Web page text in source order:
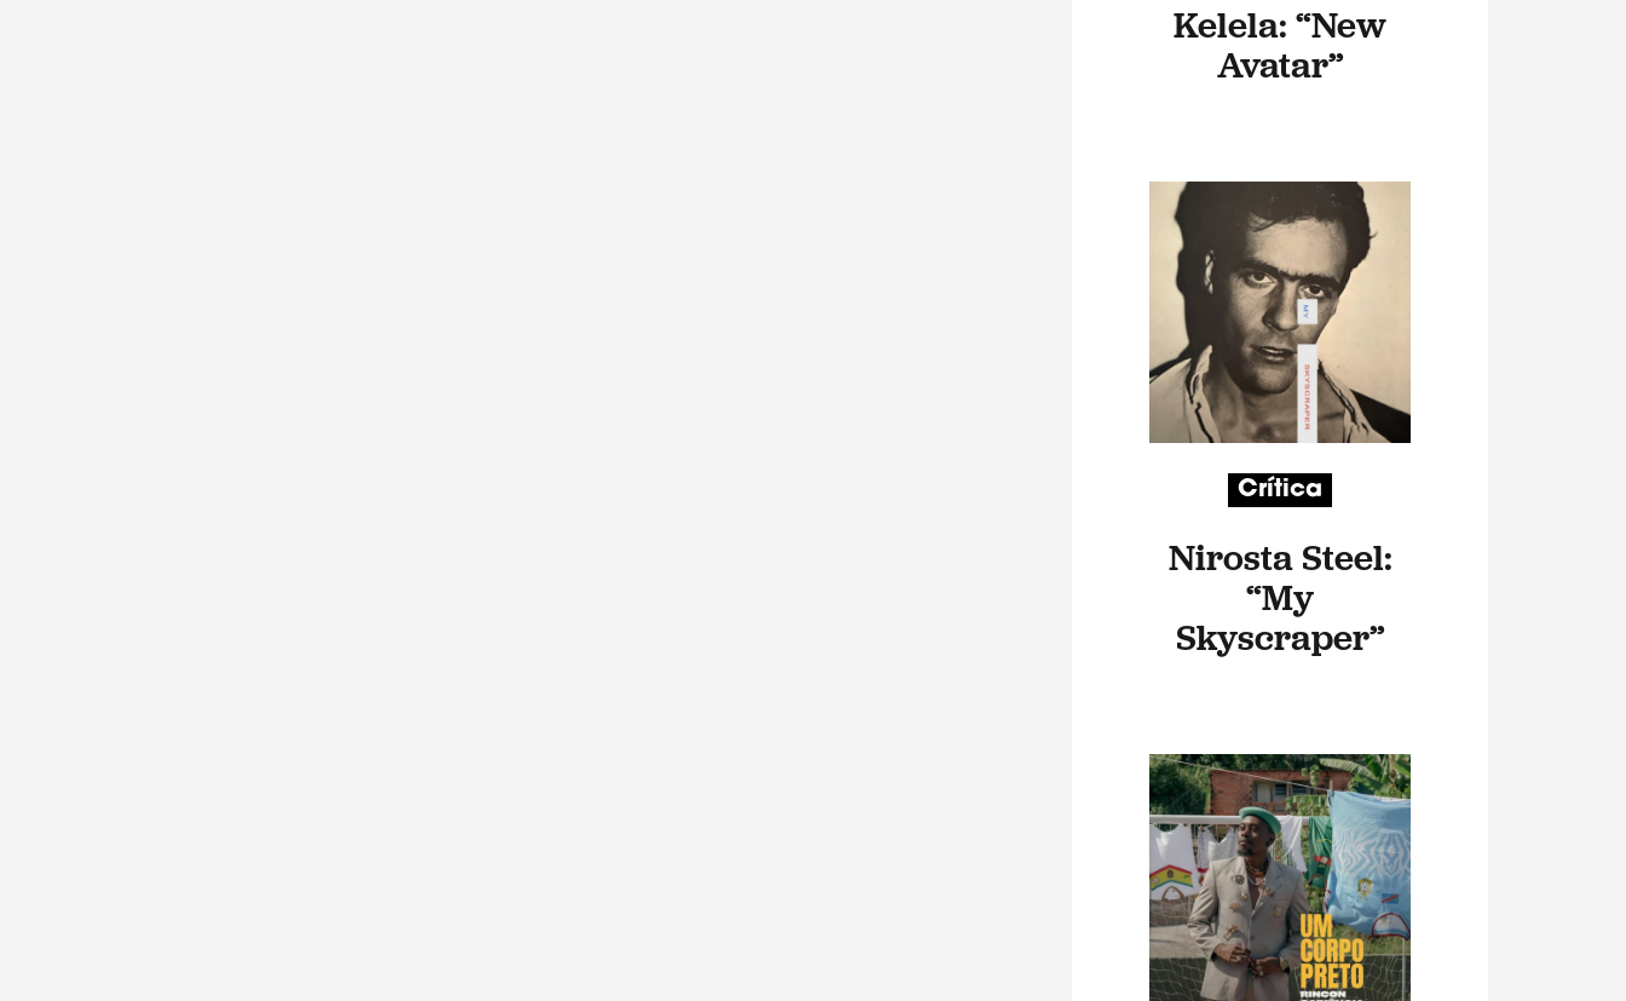
Kelela: “New
Avatar”
Crítica
Nirosta Steel:
“My
Skyscraper”